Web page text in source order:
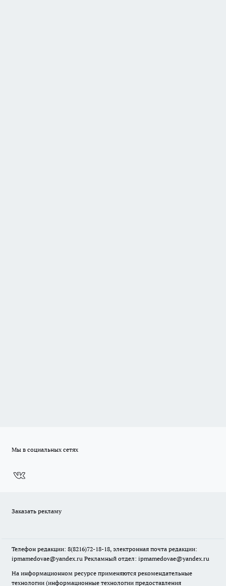
Мы в социальных сетях
Заказать рекламу
Телефон редакции: 8(8216)72-18-18, электронная почта редакции:
ipmamedovae@yandex.ru Рекламный отдел: ipmamedovae@yandex.ru
На информационном ресурсе применяются рекомендательные
технологии (информационные технологии предоставления